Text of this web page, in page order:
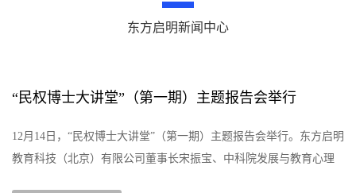
东方启明新闻中心
“民权博士大讲堂”（第一期）主题报告会举行
12月14日，“民权博士大讲堂”（第一期）主题报告会举行。东方启明
教育科技（北京）有限公司董事长宋振宝、中科院发展与教育心理